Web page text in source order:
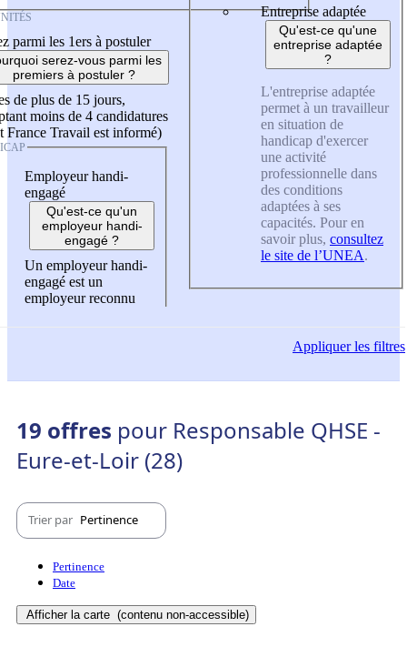
parmi les 1ers à postuler
serez-vous parmi les
premiers à postuler ?
de plus de 15 jours,
moins de 4 candidatures
France Travail est informé)
Employeur handi-
engagé
Qu'est-ce qu'un
employeur handi-
engagé ?
Un employeur handi-
engagé est un
employeur reconnu
Entreprise adaptée
Qu'est-ce qu'une
entreprise adaptée
?
L'entreprise adaptée
permet à un travailleur
en situation de
handicap d'exercer
une activité
professionnelle dans
des conditions
adaptées à ses
capacités. Pour en
savoir plus, consultez
le site de l’UNEA.
Appliquerles filtres
19 offres pour Responsable QHSE -
Eure-et-Loir (28)
Trier par Pertinence
Pertinence
Date
Afficher la carte (contenu non-accessible)